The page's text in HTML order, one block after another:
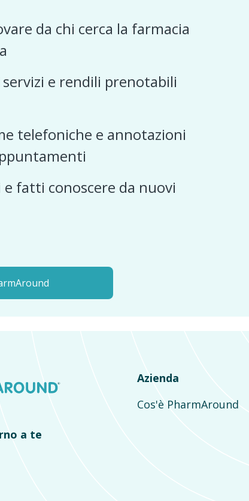
da chi cerca la farmacia
e rendili prenotabili
telefoniche e annotazioni
fatti conoscere da nuovi
a te
Azienda
Cos'è PharmAround